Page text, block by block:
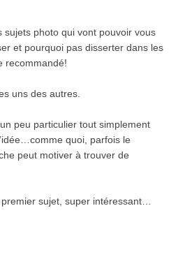
sujets photo qui vont pouvoir vous
et pourquoi pas disserter dans les
recommandé!
uns des autres.
peu particulier tout simplement
quoi, parfois le
peut motiver à trouver de
sujet, super intéressant…